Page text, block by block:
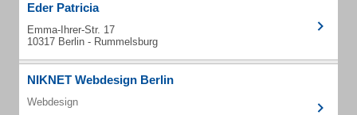
Eder Patricia
Emma-Ihrer-Str. 17
10317 Berlin - Rummelsburg
NIKNET Webdesign Berlin
Webdesign